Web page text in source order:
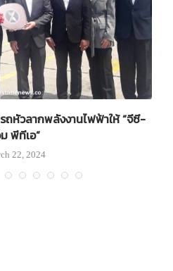
ถหัวลากพลังงานไฟฟ้าให้ “จีซี-
ม พีทีเอ”
22, 2024